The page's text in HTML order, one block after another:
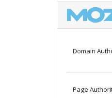
Domain
Page